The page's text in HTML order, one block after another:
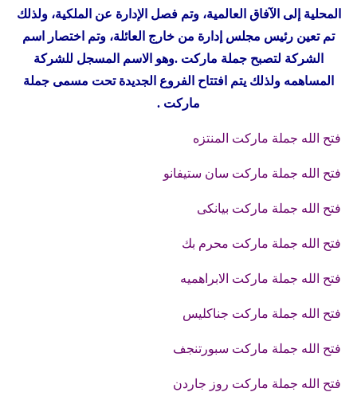
المحلية إلى الآفاق العالمية، وتم فصل الإدارة عن الملكية، ولذلك
تم تعين رئيس مجلس إدارة من خارج العائلة، وتم اختصار اسم
الشركة لتصبح جملة ماركت .وهو الاسم المسجل للشركة
المساهمه ولذلك يتم افتتاح الفروع الجديدة تحت مسمى جملة
ماركت .
فتح الله جملة ماركت المنتزه
فتح الله جملة ماركت سان ستيفانو
فتح الله جملة ماركت بيانكى
فتح الله جملة ماركت محرم بك
فتح الله جملة ماركت الابراهميه
فتح الله جملة ماركت جناكليس
فتح الله جملة ماركت سبورتنجف
فتح الله جملة ماركت روز جاردن